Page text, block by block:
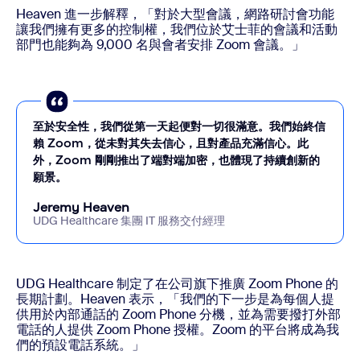
Heaven 進一步解釋，「對於大型會議，網路研討會功能
讓我們擁有更多的控制權，我們位於艾士菲的會議和活動
部門也能夠為 9,000 名與會者安排 Zoom 會議。」
至於安全性，我們從第一天起便對一切很滿意。我們始終信
賴 Zoom，從未對其失去信心，且對產品充滿信心。此
外，Zoom 剛剛推出了端對端加密，也體現了持續創新的
願景。
Jeremy Heaven
UDG Healthcare 集團 IT 服務交付經理
UDG Healthcare 制定了在公司旗下推廣 Zoom Phone 的
長期計劃。Heaven 表示，「我們的下一步是為每個人提
供用於內部通話的 Zoom Phone 分機，並為需要撥打外部
電話的人提供 Zoom Phone 授權。Zoom 的平台將成為我
們的預設電話系統。」